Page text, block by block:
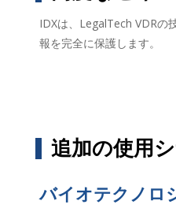
IDXは、LegalTech VDRの
報を完全に保護します。
追加の使用
バイオテクノロ